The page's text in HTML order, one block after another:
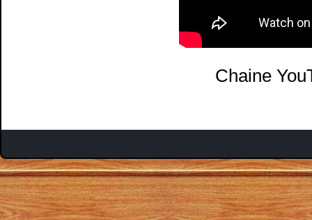
Chaine